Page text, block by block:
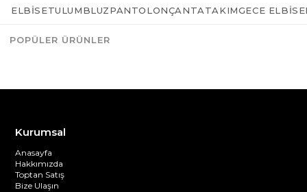
Kurumsal
Anasayfa
Hakkımızda
Toptan Satış
Bize Ulaşın
ELBISETULUMBLUZPANTOLONÇANTATAKIMGECE
POPÜLER ÜRÜNLER